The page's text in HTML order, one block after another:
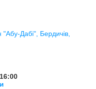
Дабі", Бердичів,